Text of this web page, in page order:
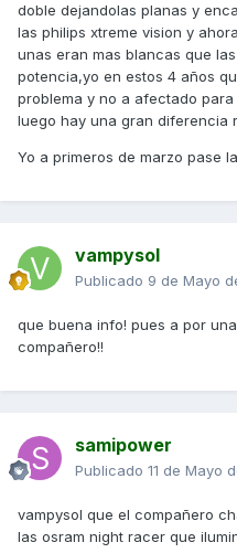
doble dejandolas planas y
las philips xtreme vision y
unas eran mas blancas que
potencia,yo en estos 4 años
problema y no a afectado
luego hay una gran diferencia
Yo a primeros de marzo pase
vampysol
Publicado 9 de Mayo
que buena info! pues a por
compañero!!
samipower
Publicado 11 de Mayo
vampysol que el compañero
las osram night racer que